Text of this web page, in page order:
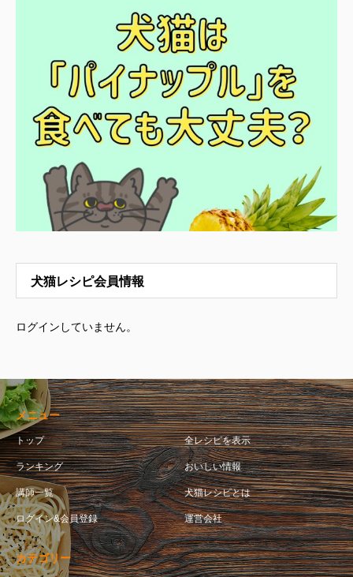
犬猫レシピ会員情報
ログインしていません。
メニュー
トップ 全レシピを表示
ランキング おいしい情報
講師一覧 犬猫レシピとは
ログイン&会員登録 運営会社
カテゴリー